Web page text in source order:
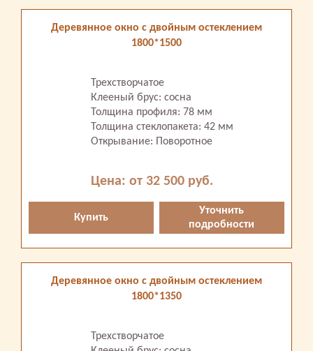
Деревянное окно с двойным остеклением
1800*1500
Трехстворчатое
Клееный брус: сосна
Толщина профиля: 78 мм
Толщина стеклопакета: 42 мм
Открывание: Поворотное
Цена: от 32 500 руб.
Купить
Уточнить
подробности
Деревянное окно с двойным остеклением
1800*1350
Трехстворчатое